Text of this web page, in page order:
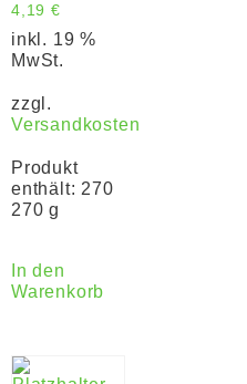
4,19 €
inkl. 19 %
MwSt.
zzgl.
Versandkosten
Produkt
enthält: 270
270 g
In den
Warenkorb